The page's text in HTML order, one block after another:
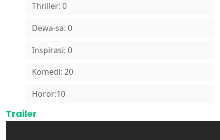
Thriller: 0
Dewa-sa: 0
Inspirasi: 0
Komedi: 20
Horor:10
Trailer